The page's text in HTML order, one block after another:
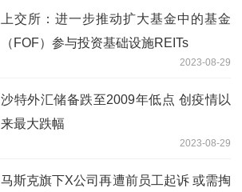
上交所：进一步推动扩大基金中的基金
（FOF）参与投资基础设施REITs
2023-08-29
沙特外汇储备跌至2009年低点 创疫情以
来最大跌幅
2023-08-29
马斯克旗下X公司再遭前员工起诉 或需掏